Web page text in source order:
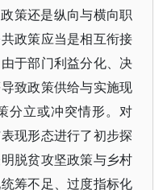
策还是纵向与横向职
政策应当是相互衔接
于部门利益分化、决
致政策供给与实施现
分立或冲突情形。对
现形态进行了初步探
脱贫攻坚政策与乡村
筹不足、过度指标化